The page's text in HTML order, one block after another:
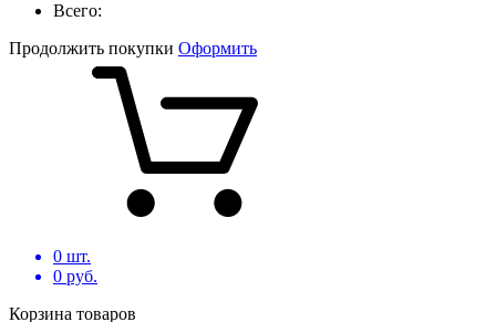
Всего:
Продолжить покупки Оформить
0 шт.
0 руб.
Корзина товаров